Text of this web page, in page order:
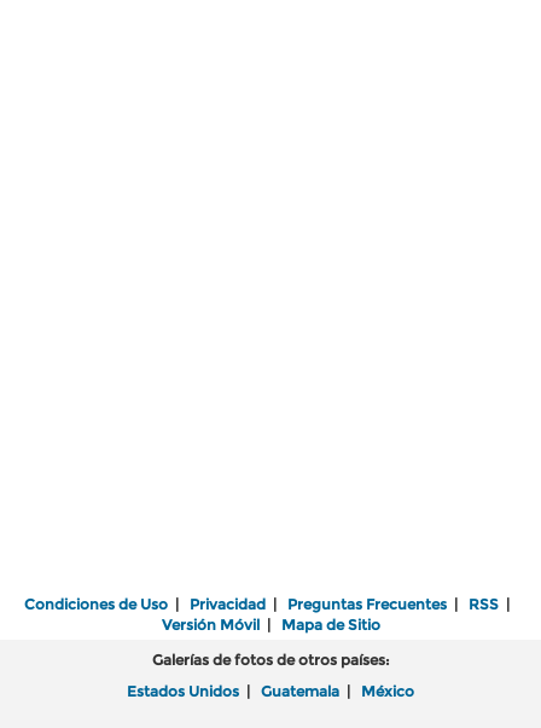
Condiciones de Uso | Privacidad | Preguntas Frecuentes | RSS |
Versión Móvil| Mapa de Sitio
Galerías de fotos de otros países:
Estados Unidos | Guatemala | México